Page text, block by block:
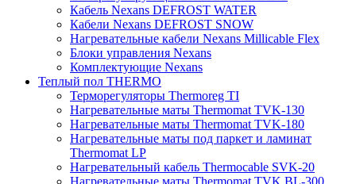
Кабель Nexans DEFROST WATER
Кабели Nexans DEFROST SNOW
Нагревательные кабели Nexans Millicable Flex
Блоки управления Nexans
Комплектующие Nexans
Теплый пол THERMO
Терморегуляторы Thermoreg TI
Нагревательные маты Thermomat TVK-130
Нагревательные маты Thermomat TVK-180
Нагревательные маты под паркет и ламинат
Thermomat LP
Нагревательный кабель Thermocable SVK-20
Нагревательные маты Thermomat TVK BL-300